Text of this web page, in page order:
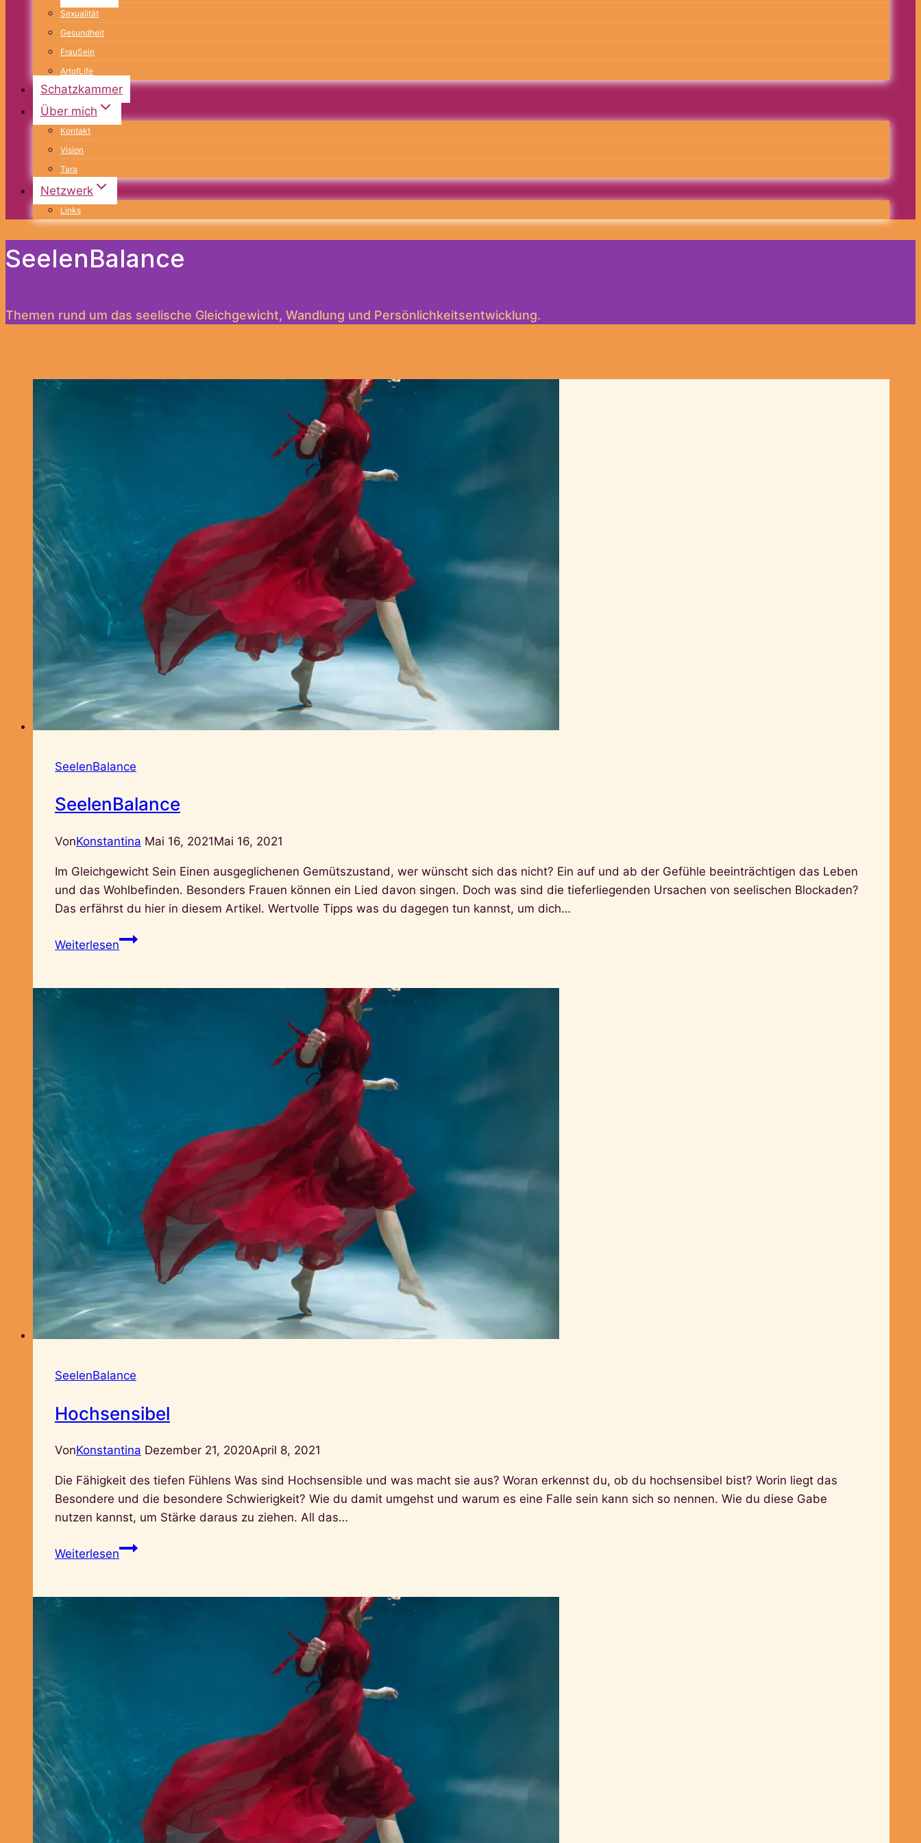
Sexualität
Gesundheit
FrauSein
ArtofLife
Schatzkammer
Über mich
Kontakt
Vision
Tara
Netzwerk
Links
SeelenBalance
Themen rund um das seelische Gleichgewicht, Wandlung und Persönlichkeitsentwicklung.
SeelenBalance
SeelenBalance
VonKonstantina Mai 16, 2021Mai 16, 2021
Im Gleichgewicht Sein Einen ausgeglichenen Gemütszustand, wer wünscht sich das nicht? Ein auf und ab der Gefühle beeinträchtigen das Leben
und das Wohlbefinden. Besonders Frauen können ein Lied davon singen. Doch was sind die tieferliegenden Ursachen von seelischen Blockaden?
Das erfährst du hier in diesem Artikel. Wertvolle Tipps was du dagegen tun kannst, um dich…
WeiterlesenSeelenBalance
SeelenBalance
Hochsensibel
VonKonstantina Dezember 21, 2020April 8, 2021
Die Fähigkeit des tiefen Fühlens Was sind Hochsensible und was macht sie aus? Woran erkennst du, ob du hochsensibel bist? Worin liegt das
Besondere und die besondere Schwierigkeit? Wie du damit umgehst und warum es eine Falle sein kann sich so nennen. Wie du diese Gabe
nutzen kannst, um Stärke daraus zu ziehen. All das…
WeiterlesenHochsensibel